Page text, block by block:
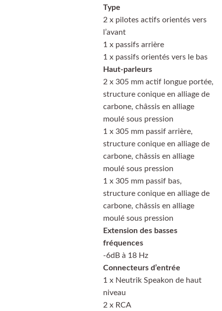
Type
2 x pilotes actifs orientés vers
l’avant
1 x passifs arrière
1 x passifs orientés vers le bas
Haut-parleurs
2 x 305 mm actif longue portée,
structure conique en alliage de
carbone, châssis en alliage
moulé sous pression
1 x 305 mm passif arrière,
structure conique en alliage de
carbone, châssis en alliage
moulé sous pression
1 x 305 mm passif bas,
structure conique en alliage de
carbone, châssis en alliage
moulé sous pression
Extension des basses
fréquences
-6dB à 18 Hz
Connecteurs d’entrée
1 x Neutrik Speakon de haut
niveau
2 x RCA